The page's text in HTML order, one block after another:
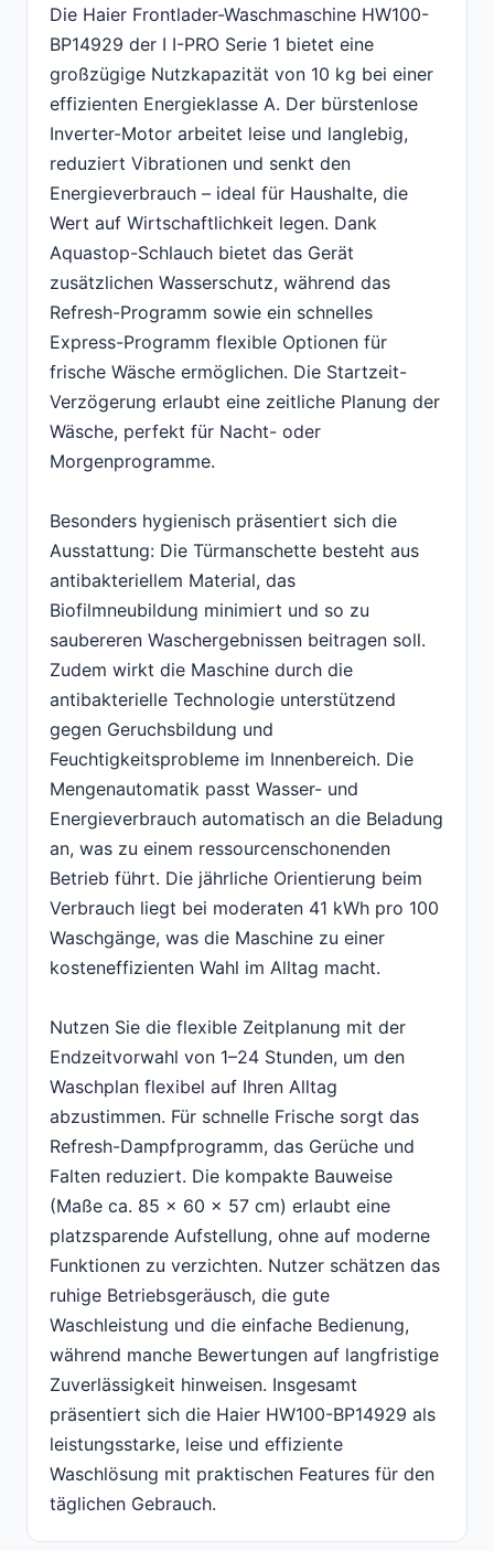
Die Haier Frontlader-Waschmaschine HW100-
BP14929 der I I-PRO Serie 1 bietet eine
großzügige Nutzkapazität von 10 kg bei einer
effizienten Energieklasse A. Der bürstenlose
Inverter-Motor arbeitet leise und langlebig,
reduziert Vibrationen und senkt den
Energieverbrauch – ideal für Haushalte, die
Wert auf Wirtschaftlichkeit legen. Dank
Aquastop-Schlauch bietet das Gerät
zusätzlichen Wasserschutz, während das
Refresh-Programm sowie ein schnelles
Express-Programm flexible Optionen für
frische Wäsche ermöglichen. Die Startzeit-
Verzögerung erlaubt eine zeitliche Planung der
Wäsche, perfekt für Nacht- oder
Morgenprogramme.
Besonders hygienisch präsentiert sich die
Ausstattung: Die Türmanschette besteht aus
antibakteriellem Material, das
Biofilmneubildung minimiert und so zu
saubereren Waschergebnissen beitragen soll.
Zudem wirkt die Maschine durch die
antibakterielle Technologie unterstützend
gegen Geruchsbildung und
Feuchtigkeitsprobleme im Innenbereich. Die
Mengenautomatik passt Wasser- und
Energieverbrauch automatisch an die Beladung
an, was zu einem ressourcenschonenden
Betrieb führt. Die jährliche Orientierung beim
Verbrauch liegt bei moderaten 41 kWh pro 100
Waschgänge, was die Maschine zu einer
kosteneffizienten Wahl im Alltag macht.
Nutzen Sie die flexible Zeitplanung mit der
Endzeitvorwahl von 1–24 Stunden, um den
Waschplan flexibel auf Ihren Alltag
abzustimmen. Für schnelle Frische sorgt das
Refresh-Dampfprogramm, das Gerüche und
Falten reduziert. Die kompakte Bauweise
(Maße ca. 85 x 60 x 57 cm) erlaubt eine
platzsparende Aufstellung, ohne auf moderne
Funktionen zu verzichten. Nutzer schätzen das
ruhige Betriebsgeräusch, die gute
Waschleistung und die einfache Bedienung,
während manche Bewertungen auf langfristige
Zuverlässigkeit hinweisen. Insgesamt
präsentiert sich die Haier HW100-BP14929 als
leistungsstarke, leise und effiziente
Waschlösung mit praktischen Features für den
täglichen Gebrauch.